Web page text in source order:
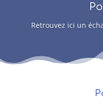
Retrouvez ici un